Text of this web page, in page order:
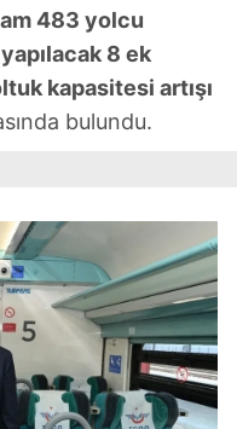
483 yolcu
8 ek
kapasitesi artışı
bulundu.